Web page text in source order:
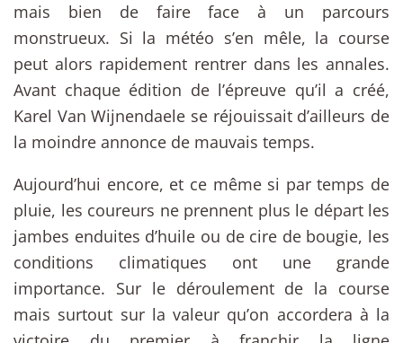
mais bien de faire face à un parcours
monstrueux. Si la météo s’en mêle, la course
peut alors rapidement rentrer dans les annales.
Avant chaque édition de l’épreuve qu’il a créé,
Karel Van Wijnendaele se réjouissait d’ailleurs de
la moindre annonce de mauvais temps.
Aujourd’hui encore, et ce même si par temps de
pluie, les coureurs ne prennent plus le départ les
jambes enduites d’huile ou de cire de bougie, les
conditions climatiques ont une grande
importance. Sur le déroulement de la course
mais surtout sur la valeur qu’on accordera à la